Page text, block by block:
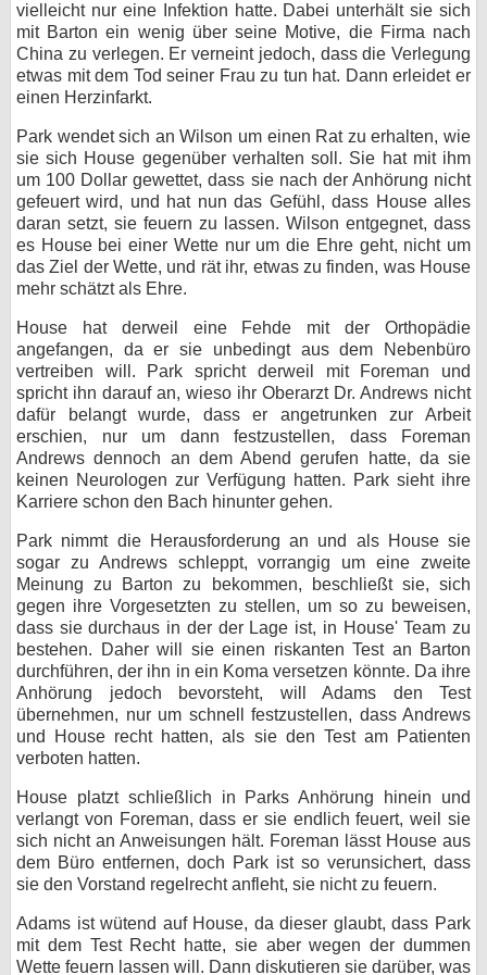
vielleicht nur eine Infektion hatte. Dabei unterhält sie sich
mit Barton ein wenig über seine Motive, die Firma nach
China zu verlegen. Er verneint jedoch, dass die Verlegung
etwas mit dem Tod seiner Frau zu tun hat. Dann erleidet er
einen Herzinfarkt.
Park wendet sich an Wilson um einen Rat zu erhalten, wie
sie sich House gegenüber verhalten soll. Sie hat mit ihm
um 100 Dollar gewettet, dass sie nach der Anhörung nicht
gefeuert wird, und hat nun das Gefühl, dass House alles
daran setzt, sie feuern zu lassen. Wilson entgegnet, dass
es House bei einer Wette nur um die Ehre geht, nicht um
das Ziel der Wette, und rät ihr, etwas zu finden, was House
mehr schätzt als Ehre.
House hat derweil eine Fehde mit der Orthopädie
angefangen, da er sie unbedingt aus dem Nebenbüro
vertreiben will. Park spricht derweil mit Foreman und
spricht ihn darauf an, wieso ihr Oberarzt Dr. Andrews nicht
dafür belangt wurde, dass er angetrunken zur Arbeit
erschien, nur um dann festzustellen, dass Foreman
Andrews dennoch an dem Abend gerufen hatte, da sie
keinen Neurologen zur Verfügung hatten. Park sieht ihre
Karriere schon den Bach hinunter gehen.
Park nimmt die Herausforderung an und als House sie
sogar zu Andrews schleppt, vorrangig um eine zweite
Meinung zu Barton zu bekommen, beschließt sie, sich
gegen ihre Vorgesetzten zu stellen, um so zu beweisen,
dass sie durchaus in der der Lage ist, in House' Team zu
bestehen. Daher will sie einen riskanten Test an Barton
durchführen, der ihn in ein Koma versetzen könnte. Da ihre
Anhörung jedoch bevorsteht, will Adams den Test
übernehmen, nur um schnell festzustellen, dass Andrews
und House recht hatten, als sie den Test am Patienten
verboten hatten.
House platzt schließlich in Parks Anhörung hinein und
verlangt von Foreman, dass er sie endlich feuert, weil sie
sich nicht an Anweisungen hält. Foreman lässt House aus
dem Büro entfernen, doch Park ist so verunsichert, dass
sie den Vorstand regelrecht anfleht, sie nicht zu feuern.
Adams ist wütend auf House, da dieser glaubt, dass Park
mit dem Test Recht hatte, sie aber wegen der dummen
Wette feuern lassen will. Dann diskutieren sie darüber, was